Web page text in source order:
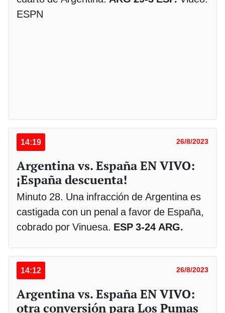
ESPN
14:19 26/8/2023
Argentina vs. España EN VIVO:
¡España descuenta!
Minuto 28. Una infracción de Argentina es
castigada con un penal a favor de España,
cobrado por Vinuesa. ESP 3-24 ARG.
14:12 26/8/2023
Argentina vs. España EN VIVO:
otra conversión para Los Pumas